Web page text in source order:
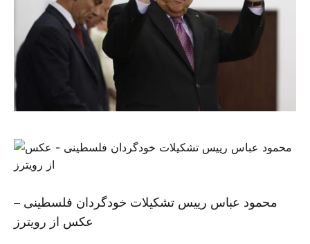
محمود عباس رییس تشکیلات خودگردان فلسطینی –
عکس از رویترز